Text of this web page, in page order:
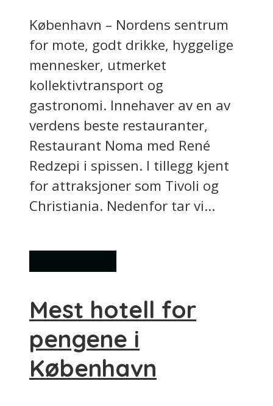
København – Nordens sentrum
for mote, godt drikke, hyggelige
mennesker, utmerket
kollektivtransport og
gastronomi. Innehaver av en av
verdens beste restauranter,
Restaurant Noma med René
Redzepi i spissen. I tillegg kjent
for attraksjoner som Tivoli og
Christiania. Nedenfor tar vi...
Mest hotell for
pengene i
København